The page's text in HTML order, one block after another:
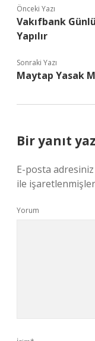
Önceki Yazı
Vakıfbank
Yapılır
Sonraki Yazı
Maytap Yasak
Bir yanıt
E-posta adresiniz
ile
Yorum